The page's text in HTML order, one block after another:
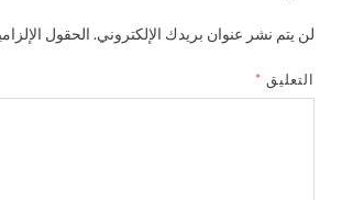
لن يتم نشر عنوان بريدك الإلكتروني. الحقول
التعليق *